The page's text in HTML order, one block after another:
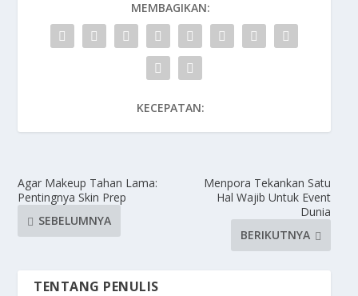
MEMBAGIKAN:
KECEPATAN:
Agar Makeup Tahan Lama:
Pentingnya Skin Prep
SEBELUMNYA
Menpora Tekankan Satu
Hal Wajib Untuk Event
Dunia
BERIKUTNYA
TENTANG PENULIS